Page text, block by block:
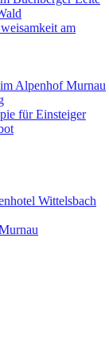
am
Alpenhof Murnau
für Einsteiger
Wittelsbach